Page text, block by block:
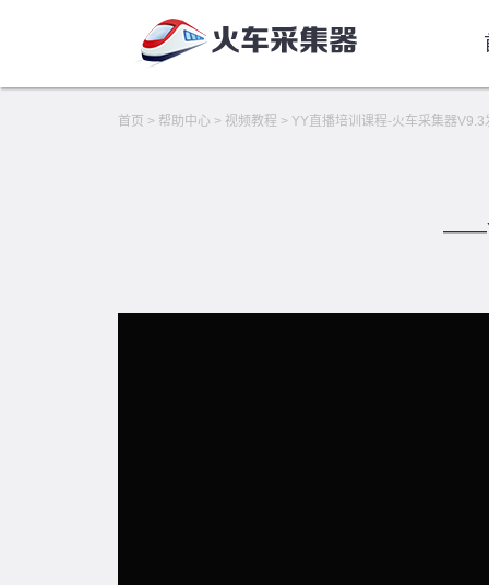
首页 > 帮助中心 > 视频教程 > YY直播培训课程-火车采集器